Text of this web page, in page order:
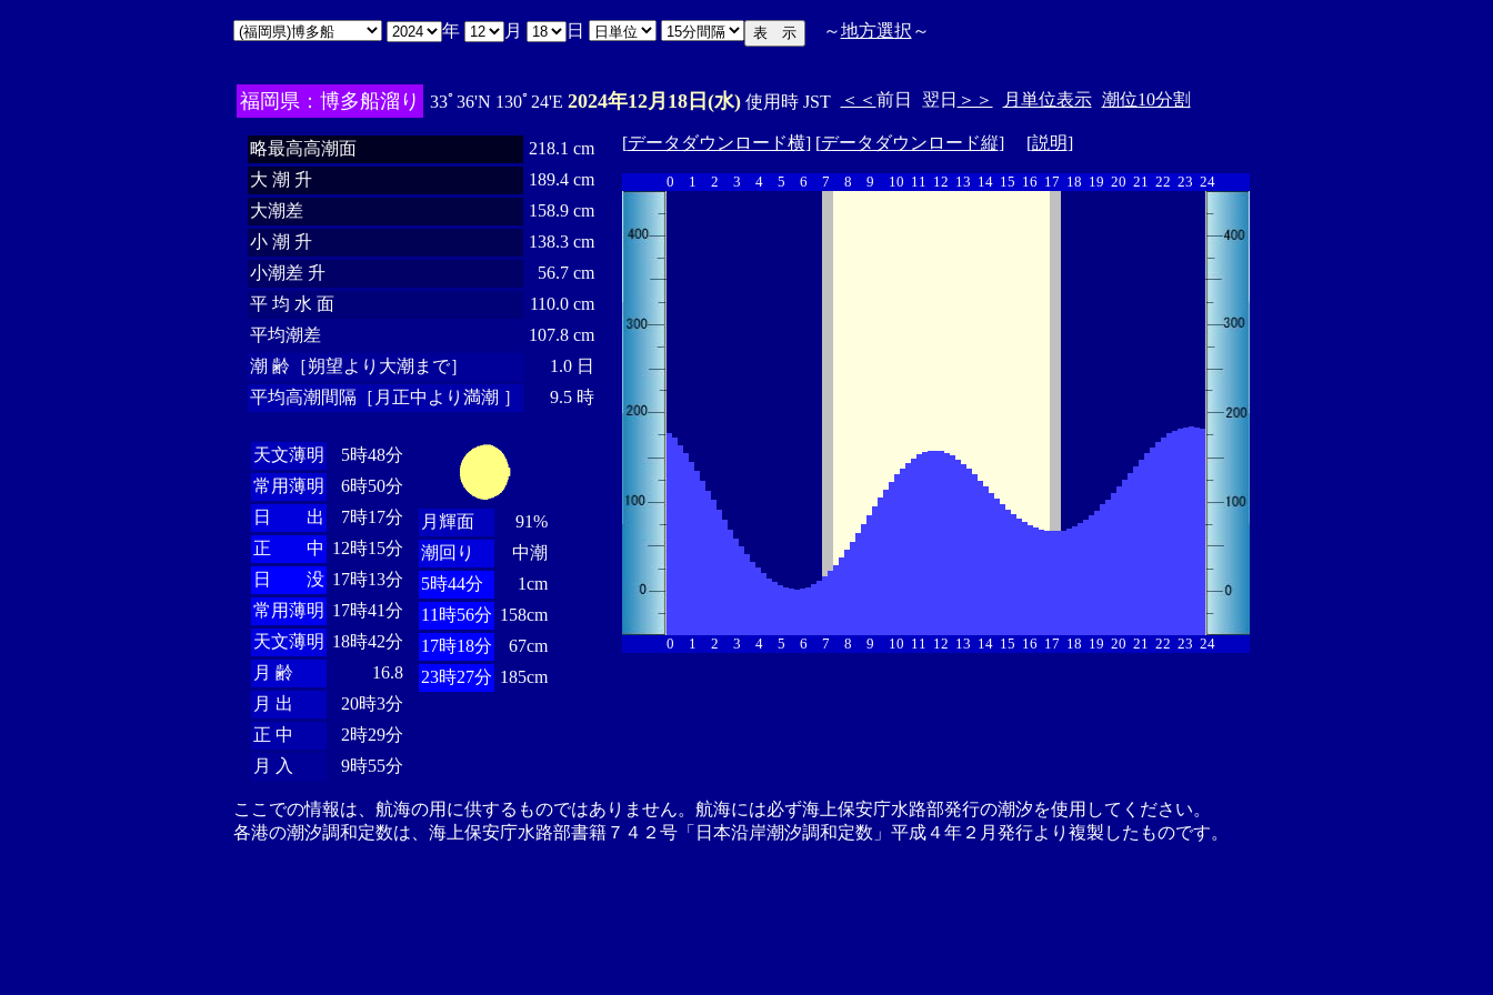
年 月 日 ～地方選択 ～
福岡県：博多船溜り 33ﾟ36'N 130ﾟ24'E 2024年12月18日(水)使用時 JST ＜＜ 前日 翌日 ＞＞ 月単位表示 潮位10分割
略最高高潮面
218.1 cm
大 潮 升
189.4 cm
大潮差
158.9 cm
小 潮 升
138.3 cm
小潮差 升
56.7 cm
平 均 水 面
110.0 cm
平均潮差
107.8 cm
潮 齢［朔望より大潮まで］
1.0 日
平均高潮間隔［月正中より満潮 ］
9.5 時
天文薄明
5時48分
常用薄明
6時50分
日 出
7時17分
正 中 12時15分
日 没 17時13分
常用薄明 17時41分
天文薄明 18時42分
月 齢
16.8
月 出
20時3分
正 中
2時29分
月 入
9時55分
月輝面
91%
潮回り
中潮
5時44分
1cm
11時56分 158cm
17時18分
67cm
23時27分 185cm
[データダウンロード横] [データダウンロード縦] [説明]
0 1 2 3 4 5 6 7 8 9 10 11 12 13 14 15 16 17 18 19 20 21 22 23 24
0 1 2 3 4 5 6 7 8 9 10 11 12 13 14 15 16 17 18 19 20 21 22 23 24
ここでの情報は、航海の用に供するものではありません。航海には必ず海上保安庁水路部発行の潮汐を使用してください。
各港の潮汐調和定数は、海上保安庁水路部書籍７４２号「日本沿岸潮汐調和定数」平成４年２月発行より複製したものです。